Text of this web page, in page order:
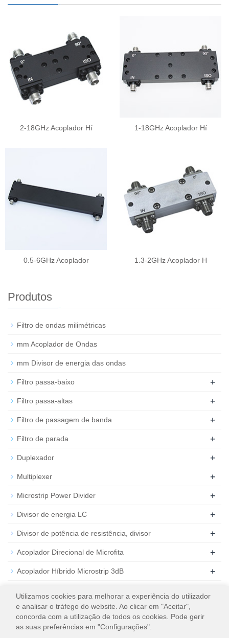
2-18GHz Acoplador Hí 1-18GHz Acoplador Hí
0.5-6GHz Acoplador 1.3-2GHz Acoplador H
Produtos
Filtro de ondas milimétricas
mm Acoplador de Ondas
mm Divisor de energia das ondas
Filtro passa-baixo +
Filtro passa-altas +
Filtro de passagem de banda +
Filtro de parada +
Duplexador +
Multiplexer +
Microstrip Power Divider +
Divisor de energia LC +
Divisor de potência de resistência, divisor +
Acoplador Direcional de Microfita +
Acoplador Híbrido Microstrip 3dB +
Carga de RF coaxial
Utilizamos cookies para melhorar a experiência do utilizador
e analisar o tráfego do website. Ao clicar em "Aceitar",
concorda com a utilização de todos os cookies. Pode gerir
as suas preferências em "Configurações".